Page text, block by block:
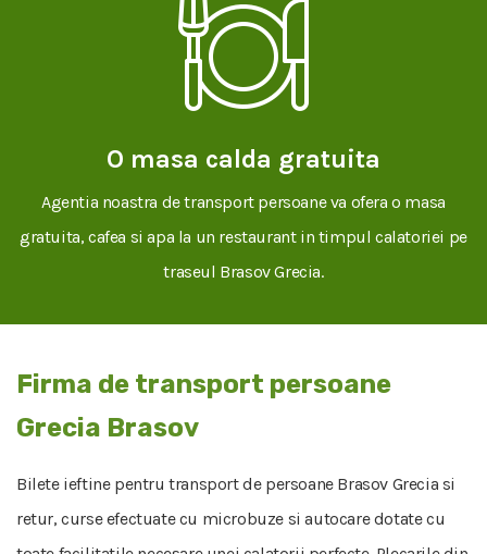
O masa calda gratuita
Agentia noastra de transport persoane va ofera o masa
gratuita, cafea si apa la un restaurant in timpul calatoriei pe
traseul Brasov Grecia.
Firma de transport persoane
Grecia Brasov
Bilete ieftine pentru transport de persoane Brasov Grecia si
retur, curse efectuate cu microbuze si autocare dotate cu